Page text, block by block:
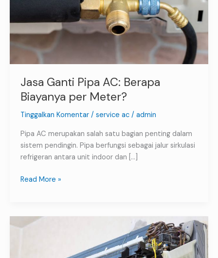
Jasa Ganti Pipa AC: Berapa
Biayanya per Meter?
Tinggalkan Komentar / service ac/ admin
Pipa AC merupakan salah satu bagian penting dalam
sistem pendingin. Pipa berfungsi sebagai jalur sirkulasi
refrigeran antara unit indoor dan […]
Read More »
Service